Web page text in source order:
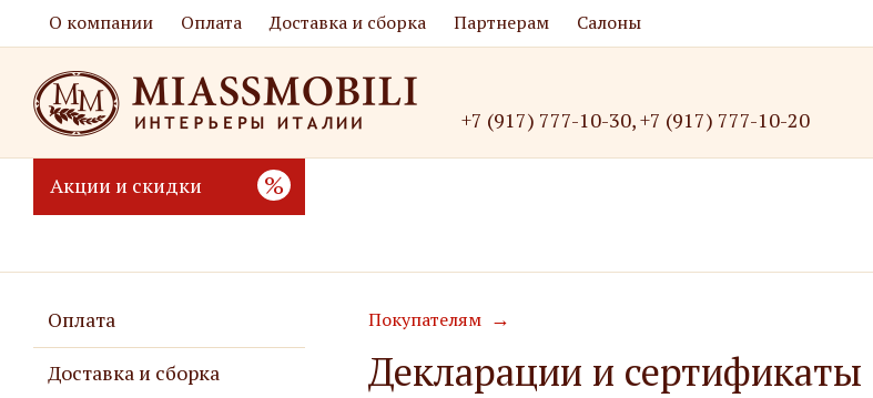
О компании Оплата Доставка и сборка Партнерам Салоны
+7 (917) 777-10-30,+7 (917) 777-10-20
Акции и скидки %
Покупателям →
Декларации и сертификаты
Оплата
Доставка и сборка